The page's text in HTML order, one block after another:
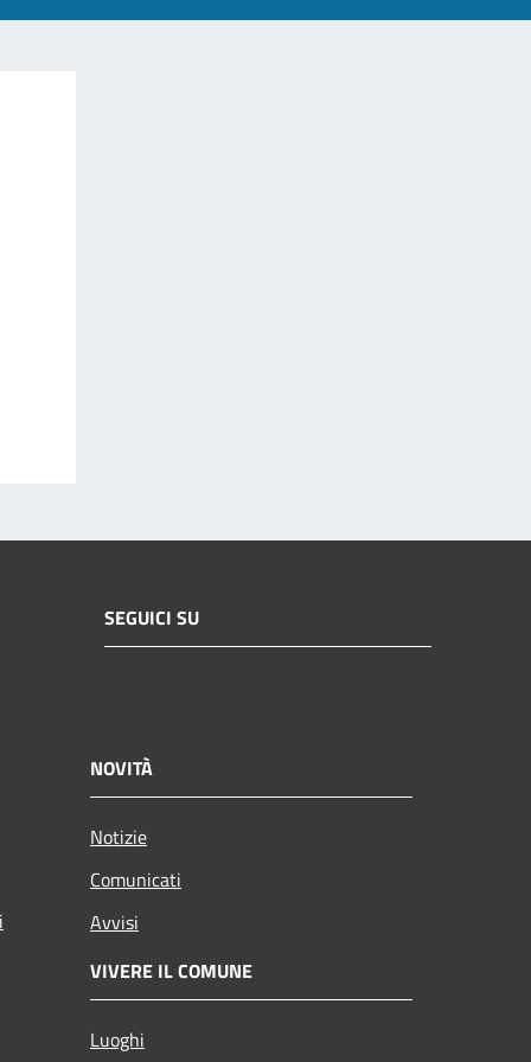
SEGUICI SU
NOVITÀ
Notizie
Comunicati
Avvisi
VIVERE IL COMUNE
Luoghi